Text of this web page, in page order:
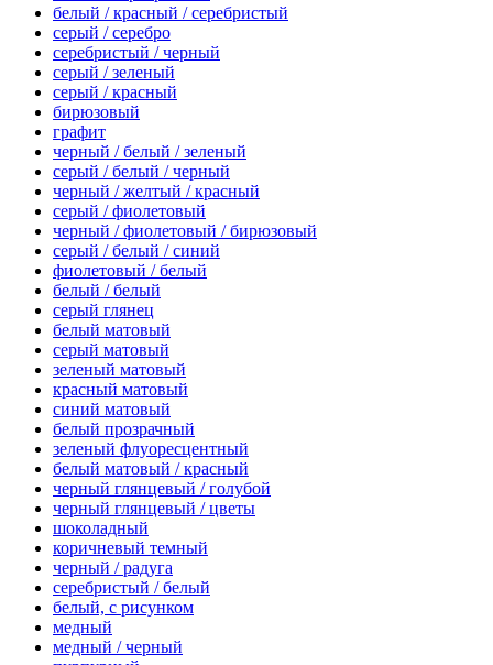
белый / красный / серебристый
серый / серебро
серебристый / черный
серый / зеленый
серый / красный
бирюзовый
графит
черный / белый / зеленый
серый / белый / черный
черный / желтый / красный
серый / фиолетовый
черный / фиолетовый / бирюзовый
серый / белый / синий
фиолетовый / белый
белый / белый
серый глянец
белый матовый
серый матовый
зеленый матовый
красный матовый
синий матовый
белый прозрачный
зеленый флуоресцентный
белый матовый / красный
черный глянцевый / голубой
черный глянцевый / цветы
шоколадный
коричневый темный
черный / радуга
серебристый / белый
белый, с рисунком
медный
медный / черный